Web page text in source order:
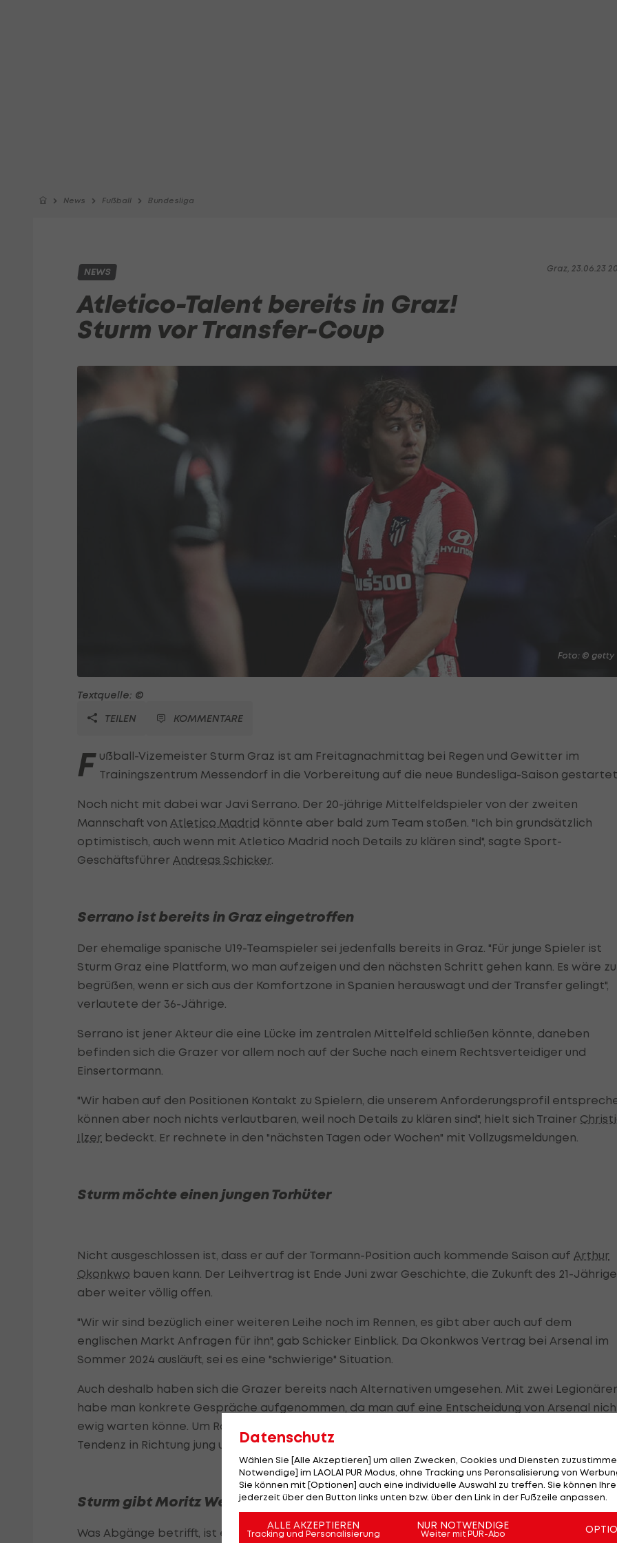
News Fußball Bundesliga
Graz, 23.06.23
NEWS
Atletico-Talent bereits in Graz!
Sturm vor Transfer-Coup
Foto: © getty
Textquelle: ©
TEILEN
KOMMENTARE
F ußball-Vizemeister Sturm Graz ist am Freitagnachmittag bei Regen und Gewitter im
Trainingszentrum Messendorf in die Vorbereitung auf die neue Bundesliga-Saison
Noch nicht mit dabei war Javi Serrano. Der 20-jährige Mittelfeldspieler von der zweiten
Mannschaft von Atletico Madrid könnte aber bald zum Team stoßen. "Ich bin grundsätzlich
optimistisch, auch wenn mit Atletico Madrid noch Details zu klären sind", sagte Sport-
Geschäftsführer Andreas Schicker.
Serrano ist bereits in Graz eingetroffen
Der ehemalige spanische U19-Teamspieler sei jedenfalls bereits in Graz. "Für junge Spieler ist
Sturm Graz eine Plattform, wo man aufzeigen und den nächsten Schritt gehen kann. Es wäre zu
begrüßen, wenn er sich aus der Komfortzone in Spanien herauswagt und der Transfer gelingt",
verlautete der 36-Jährige.
Serrano ist jener Akteur die eine Lücke im zentralen Mittelfeld schließen könnte, daneben
befinden sich die Grazer vor allem noch auf der Suche nach einem Rechtsverteidiger und
Einsertormann.
"Wir haben auf den Positionen Kontakt zu Spielern, die unserem Anforderungsprofil
können aber noch nichts verlautbaren, weil noch Details zu klären sind", hielt sich Trainer
Ilzer bedeckt. Er rechnete in den "nächsten Tagen oder Wochen" mit Vollzugsmeldungen.
Sturm möchte einen jungen Torhüter
Nicht ausgeschlossen ist, dass er auf der Tormann-Position auch kommende Saison auf Arthur
Okonkwo bauen kann. Der Leihvertrag ist Ende Juni zwar Geschichte, die Zukunft des 21-
aber weiter völlig offen.
"Wir wir sind bezüglich einer weiteren Leihe noch im Rennen, es gibt aber auch auf dem
englischen Markt Anfragen für ihn", gab Schicker Einblick. Da Okonkwos Vertrag bei Arsenal im
Sommer 2024 ausläuft, sei es eine "schwierige" Situation.
Auch deshalb haben sich die Grazer bereits nach Alternativen umgesehen. Mit zwei
habe man konkrete Gespräche aufgenommen, da man auf eine Entscheidung von Arsenal
ewig warten könne. Um Routiniers handelt es sich dabei nicht. "Auch beim Tormann geht die
Tendenz in Richtung jung und entwickelbar", skizzierte Schicker.
Sturm gibt Moritz Wels noch nicht auf
Was Abgänge betrifft, ist es ihm bisher gelungen alle Stammkräfte zu halten. Vor allem Emanuel
Datenschutz
Wählen Sie [Alle Akzeptieren] um allen Zwecken, Cookies und Diensten
Notwendige] im LAOLA1 PUR Modus, ohne Tracking uns Peronsalisierung von
Sie können mit [Optionen] auch eine individuelle Auswahl zu treffen. Sie können
jederzeit über den Button links unten bzw. über den Link in der Fußzeile anpassen.
ALLE AKZEPTIEREN
Tracking und Personalisierung
NUR NOTWENDIGE
Weiter mit PUR-Abo